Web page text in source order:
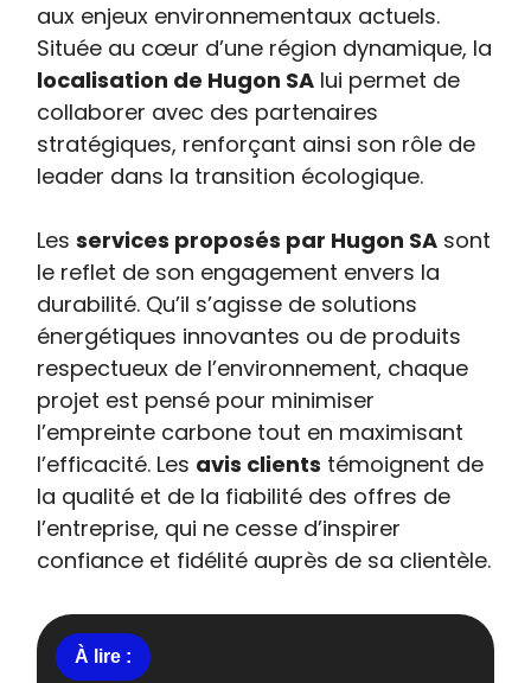
aux enjeux environnementaux actuels.
Située au cœur d’une région dynamique, la
localisation de Hugon SA lui permet de
collaborer avec des partenaires
stratégiques, renforçant ainsi son rôle de
leader dans la transition écologique.
Lesservices proposés par Hugon SA sont
le reflet de son engagement envers la
durabilité. Qu’il s’agisse de solutions
énergétiques innovantes ou de produits
respectueux de l’environnement, chaque
projet est pensé pour minimiser
l’empreinte carbone tout en maximisant
l’efficacité. Les avis clients témoignent de
la qualité et de la fiabilité des offres de
l’entreprise, qui ne cesse d’inspirer
confiance et fidélité auprès de sa clientèle.